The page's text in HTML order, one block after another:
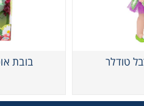
טודלר בובת